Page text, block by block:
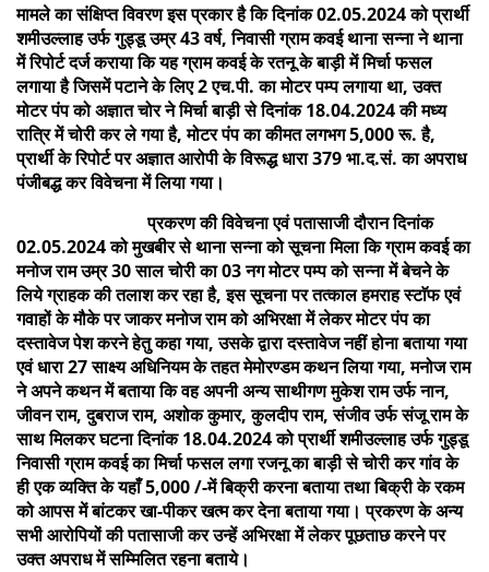
मामले का संक्षिप्त विवरण इस प्रकार है कि दिनांक 02.05.2024 को प्रार्थी
शमीउल्लाह उर्फ गुड्डू उम्र 43 वर्ष, निवासी ग्राम कवई थाना सन्ना ने थाना
में रिपोर्ट दर्ज कराया कि यह ग्राम कवई के रतनू के बाड़ी में मिर्चा फसल
लगाया है जिसमें पटाने के लिए 2 एच.पी. का मोटर पम्प लगाया था, उक्त
मोटर पंप को अज्ञात चोर ने मिर्चा बाड़ी से दिनांक 18.04.2024 की मध्य
रात्रि में चोरी कर ले गया है, मोटर पंप का कीमत लगभग 5,000 रू. है,
प्रार्थी के रिपोर्ट पर अज्ञात आरोपी के विरूद्ध धारा 379 भा.द.सं. का अपराध
पंजीबद्ध कर विवेचना में लिया गया।
प्रकरण की विवेचना एवं पतासाजी दौरान दिनांक
02.05.2024 को मुखबीर से थाना सन्ना को सूचना मिला कि ग्राम कवई का
मनोज राम उम्र 30 साल चोरी का 03 नग मोटर पम्प को सन्ना में बेचने के
लिये ग्राहक की तलाश कर रहा है, इस सूचना पर तत्काल हमराह स्टाॅफ एवं
गवाहों के मौके पर जाकर मनोज राम को अभिरक्षा में लेकर मोटर पंप का
दस्तावेज पेश करने हेतु कहा गया, उसके द्वारा दस्तावेज नहीं होना बताया गया
एवं धारा 27 साक्ष्य अधिनियम के तहत मेमोरण्डम कथन लिया गया, मनोज राम
ने अपने कथन में बताया कि वह अपनी अन्य साथीगण मुकेश राम उर्फ नान,
जीवन राम, दुबराज राम, अशोक कुमार, कुलदीप राम, संजीव उर्फ संजू राम के
साथ मिलकर घटना दिनांक 18.04.2024 को प्रार्थी शमीउल्लाह उर्फ गुड्डू
निवासी ग्राम कवई का मिर्चा फसल लगा रजनू का बाड़ी से चोरी कर गांव के
ही एक व्यक्ति के यहाँ 5,000 /-में बिक्री करना बताया तथा बिक्री के रकम
को आपस में बांटकर खा-पीकर खत्म कर देना बताया गया। प्रकरण के अन्य
सभी आरोपियों की पतासाजी कर उन्हें अभिरक्षा में लेकर पूछताछ करने पर
उक्त अपराध में सम्मिलित रहना बताये।